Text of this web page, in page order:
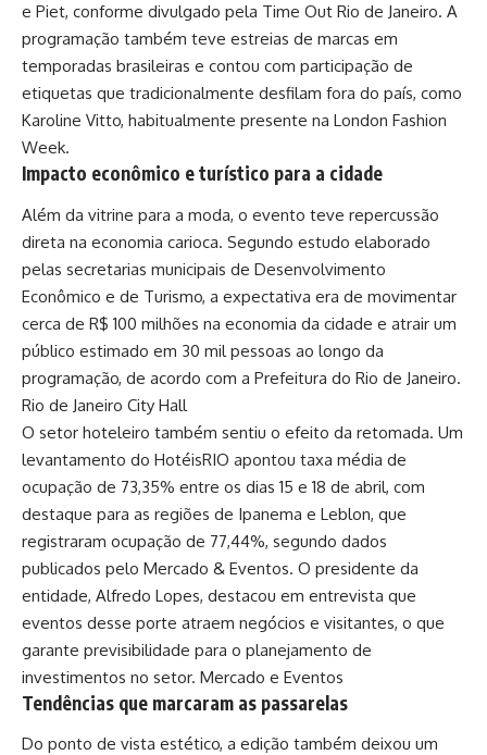
e Piet, conforme divulgado pela Time Out Rio de Janeiro. A
programação também teve estreias de marcas em
temporadas brasileiras e contou com participação de
etiquetas que tradicionalmente desfilam fora do país, como
Karoline Vitto, habitualmente presente na London Fashion
Week.
Impacto econômico e turístico para a cidade
Além da vitrine para a moda, o evento teve repercussão
direta na economia carioca. Segundo estudo elaborado
pelas secretarias municipais de Desenvolvimento
Econômico e de Turismo, a expectativa era de movimentar
cerca de R$ 100 milhões na economia da cidade e atrair um
público estimado em 30 mil pessoas ao longo da
programação, de acordo com a Prefeitura do Rio de Janeiro.
Rio de Janeiro City Hall
O setor hoteleiro também sentiu o efeito da retomada. Um
levantamento do HotéisRIO apontou taxa média de
ocupação de 73,35% entre os dias 15 e 18 de abril, com
destaque para as regiões de Ipanema e Leblon, que
registraram ocupação de 77,44%, segundo dados
publicados pelo Mercado & Eventos. O presidente da
entidade, Alfredo Lopes, destacou em entrevista que
eventos desse porte atraem negócios e visitantes, o que
garante previsibilidade para o planejamento de
investimentos no setor. Mercado e Eventos
Tendências que marcaram as passarelas
Do ponto de vista estético, a edição também deixou um